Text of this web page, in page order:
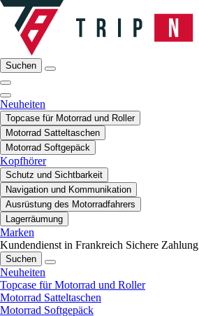
Suchen
Neuheiten
Topcase für Motorrad und Roller
Motorrad Satteltaschen
Motorrad Softgepäck
Kopfhörer
Schutz und Sichtbarkeit
Navigation und Kommunikation
Ausrüstung des Motorradfahrers
Lagerräumung
Marken
Kundendienst in Frankreich Sichere Zahlung
Suchen
Neuheiten
Topcase für Motorrad und Roller
Motorrad Satteltaschen
Motorrad Softgepäck